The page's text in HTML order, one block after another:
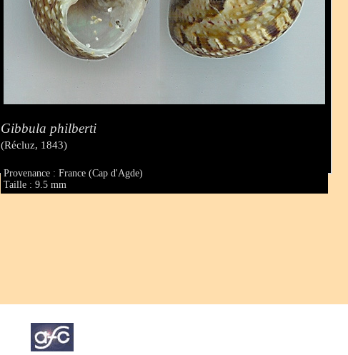
Gibbula philberti
(Récluz, 1843)
Provenance : France (Cap d'Agde)
Taille : 9.5 mm